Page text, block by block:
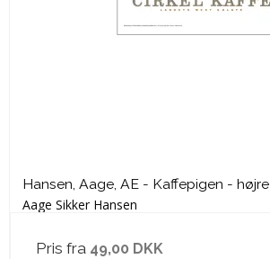
Hansen, Aage, AE - Kaffepigen - højre
Aage Sikker Hansen
Pris fra 49,00 DKK